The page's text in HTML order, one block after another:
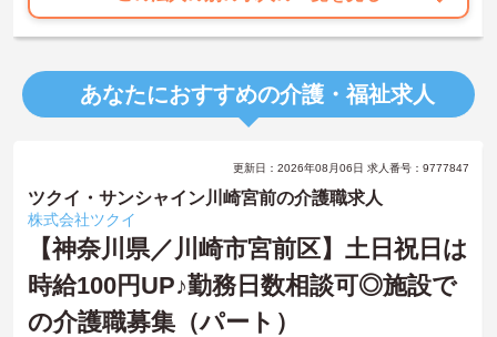
あなたにおすすめの介護・福祉求人
更新日：2026年08月06日 求人番号：9777847
ツクイ・サンシャイン川崎宮前の介護職求人
株式会社ツクイ
【神奈川県／川崎市宮前区】土日祝日は
時給100円UP♪勤務日数相談可◎施設で
の介護職募集（パート）